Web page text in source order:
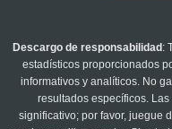
Descargo de responsabilidad :
estadísticos proporcionados
informativos y analíticos. No
resultados específicos.
significativo; por favor, juegue